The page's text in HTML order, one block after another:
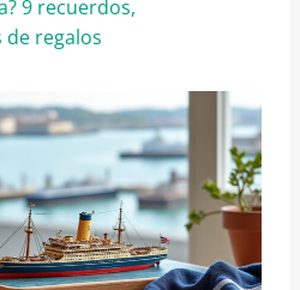
9 recuerdos,
de regalos